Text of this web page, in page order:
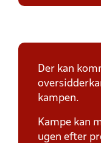
Der kan
kampen.
Kampe kan
ugen efter